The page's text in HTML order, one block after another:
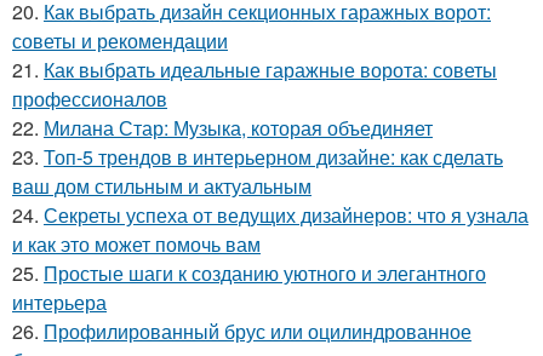
20. Как выбрать дизайн секционных гаражных ворот:
советы и рекомендации
21. Как выбрать идеальные гаражные ворота: советы
профессионалов
22. Милана Стар: Музыка, которая объединяет
23. Топ-5 трендов в интерьерном дизайне: как сделать
ваш дом стильным и актуальным
24. Секреты успеха от ведущих дизайнеров: что я узнала
и как это может помочь вам
25. Простые шаги к созданию уютного и элегантного
интерьера
26. Профилированный брус или оцилиндрованное